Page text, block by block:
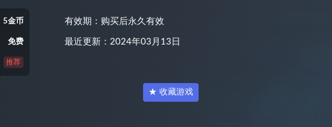
5金币
免费
推荐
有效期：购买后永久有效
最近更新：2024年03月13日
★ 收藏游戏